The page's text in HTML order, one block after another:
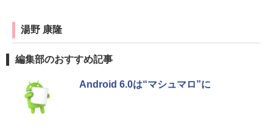
湯野 康隆
編集部のおすすめ記事
Android 6.0は“マシュマロ”に